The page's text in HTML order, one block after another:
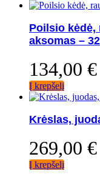
Poilsio kėdė,
aksomas –
134,00 €
Į krepšelį
Krėslas,
269,00 €
Į krepšelį